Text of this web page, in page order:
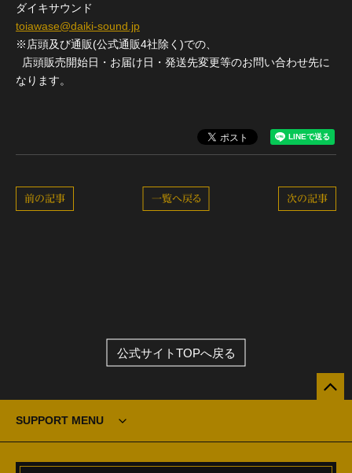
ダイキサウンド
toiawase@daiki-sound.jp
※店頭及び通販(公式通販4社除く)での、
店頭販売開始日・お届け日・発送先変更等のお問い合わせ先に
なります。
次の記事
一覧へ戻る
前の記事
公式サイトTOPへ戻る
SUPPORT MENU